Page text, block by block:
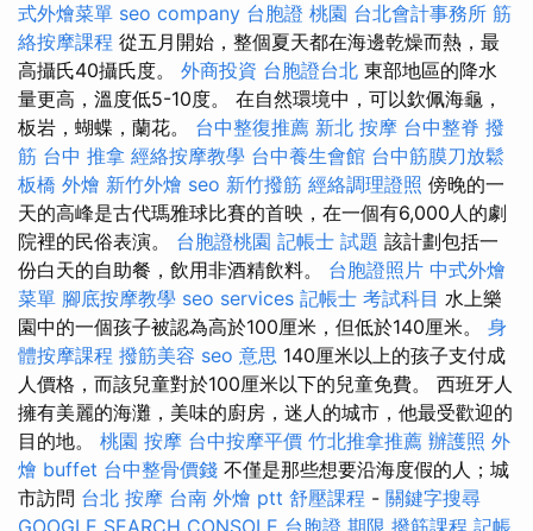
式外燴菜單 seo company 台胞證 桃園 台北會計事務所 筋
絡按摩課程 從五月開始，整個夏天都在海邊乾燥而熱，最
高攝氏40攝氏度。 外商投資 台胞證台北 東部地區的降水
量更高，溫度低5-10度。 在自然環境中，可以欽佩海龜，
板岩，蝴蝶，蘭花。 台中整復推薦 新北 按摩 台中整脊 撥
筋 台中 推拿 經絡按摩教學 台中養生會館 台中筋膜刀放鬆
板橋 外燴 新竹外燴 seo 新竹撥筋 經絡調理證照 傍晚的一
天的高峰是古代瑪雅球比賽的首映，在一個有6,000人的劇
院裡的民俗表演。 台胞證桃園 記帳士 試題 該計劃包括一
份白天的自助餐，飲用非酒精飲料。 台胞證照片 中式外燴
菜單 腳底按摩教學 seo services 記帳士 考試科目 水上樂
園中的一個孩子被認為高於100厘米，但低於140厘米。 身
體按摩課程 撥筋美容 seo 意思 140厘米以上的孩子支付成
人價格，而該兒童對於100厘米以下的兒童免費。 西班牙人
擁有美麗的海灘，美味的廚房，迷人的城市，他最受歡迎的
目的地。 桃園 按摩 台中按摩平價 竹北推拿推薦 辦護照 外
燴 buffet 台中整骨價錢 不僅是那些想要沿海度假的人；城
市訪問 台北 按摩 台南 外燴 ptt 舒壓課程 - 關鍵字搜尋
GOOGLE SEARCH CONSOLE 台胞證 期限 撥筋課程 記帳